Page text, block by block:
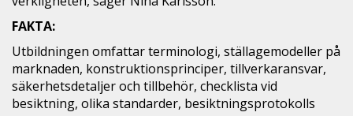
FAKTA:
Utbildningen omfattar terminologi, ställagemodeller på
marknaden, konstruktionsprinciper, tillverkaransvar,
säkerhetsdetaljer och tillbehör, checklista vid
besiktning, olika standarder, besiktningsprotokolls